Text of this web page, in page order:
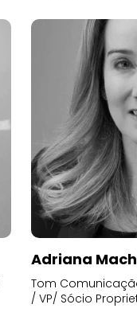
Adriana
Tom
/ VP/ Sócio